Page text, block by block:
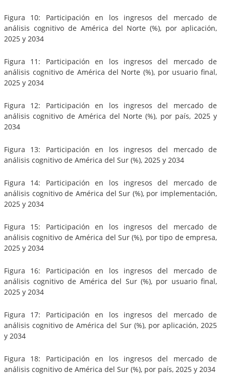
Figura 10: Participación en los ingresos del mercado de
análisis cognitivo de América del Norte (%), por aplicación,
2025 y 2034
Figura 11: Participación en los ingresos del mercado de
análisis cognitivo de América del Norte (%), por usuario final,
2025 y 2034
Figura 12: Participación en los ingresos del mercado de
análisis cognitivo de América del Norte (%), por país, 2025 y
2034
Figura 13: Participación en los ingresos del mercado de
análisis cognitivo de América del Sur (%), 2025 y 2034
Figura 14: Participación en los ingresos del mercado de
análisis cognitivo de América del Sur (%), por implementación,
2025 y 2034
Figura 15: Participación en los ingresos del mercado de
análisis cognitivo de América del Sur (%), por tipo de empresa,
2025 y 2034
Figura 16: Participación en los ingresos del mercado de
análisis cognitivo de América del Sur (%), por usuario final,
2025 y 2034
Figura 17: Participación en los ingresos del mercado de
análisis cognitivo de América del Sur (%), por aplicación, 2025
y 2034
Figura 18: Participación en los ingresos del mercado de
análisis cognitivo de América del Sur (%), por país, 2025 y 2034